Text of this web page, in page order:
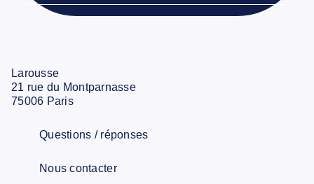
Larousse
21 rue du Montparnasse
75006 Paris
Questions / réponses
Nous contacter